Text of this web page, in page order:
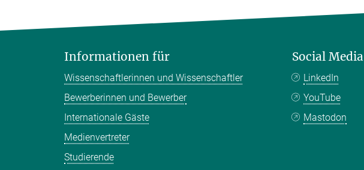
Informationen für
Wissenschaftlerinnen und Wissenschaftler
Bewerberinnen und Bewerber
Internationale Gäste
Medienvertreter
Studierende
Social Media
LinkedIn
YouTube
Mastodon